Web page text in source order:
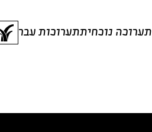
תערוכה נוכחיתתערוכות עבר